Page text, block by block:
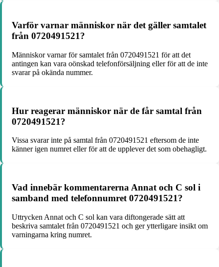
Varför varnar människor när det gäller samtalet
från 0720491521?
Människor varnar för samtalet från 0720491521 för att det
antingen kan vara oönskad telefonförsäljning eller för att de inte
svarar på okända nummer.
Hur reagerar människor när de får samtal från
0720491521?
Vissa svarar inte på samtal från 0720491521 eftersom de inte
känner igen numret eller för att de upplever det som obehagligt.
Vad innebär kommentarerna Annat och C sol i
samband med telefonnumret 0720491521?
Uttrycken Annat och C sol kan vara diftongerade sätt att
beskriva samtalet från 0720491521 och ger ytterligare insikt om
varningarna kring numret.